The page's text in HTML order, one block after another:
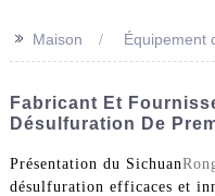
>> Maison Équipement
Fabricant Et
Désulfuration De
Présentation du Sichuan
désulfuration efficaces et